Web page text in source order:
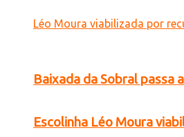
Baixada da Sobral passa
Escolinha Léo Moura